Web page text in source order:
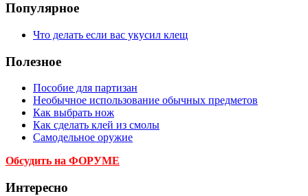
Популярное
Что делать если вас укусил клещ
Полезное
Пособие для партизан
Необычное использование обычных предметов
Как выбрать нож
Как сделать клей из смолы
Самодельное оружие
Обсудить на ФОРУМЕ
Интересно